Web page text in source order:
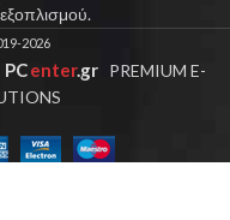
2026
PCenter.gr PREMIUM E-